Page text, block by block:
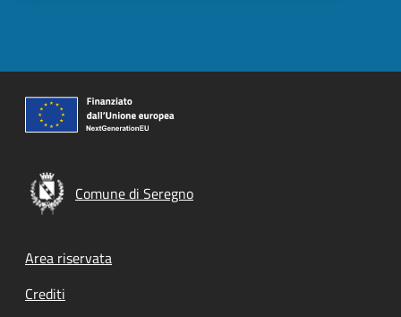
Comune di Seregno
Footer menu
Area riservata
Crediti